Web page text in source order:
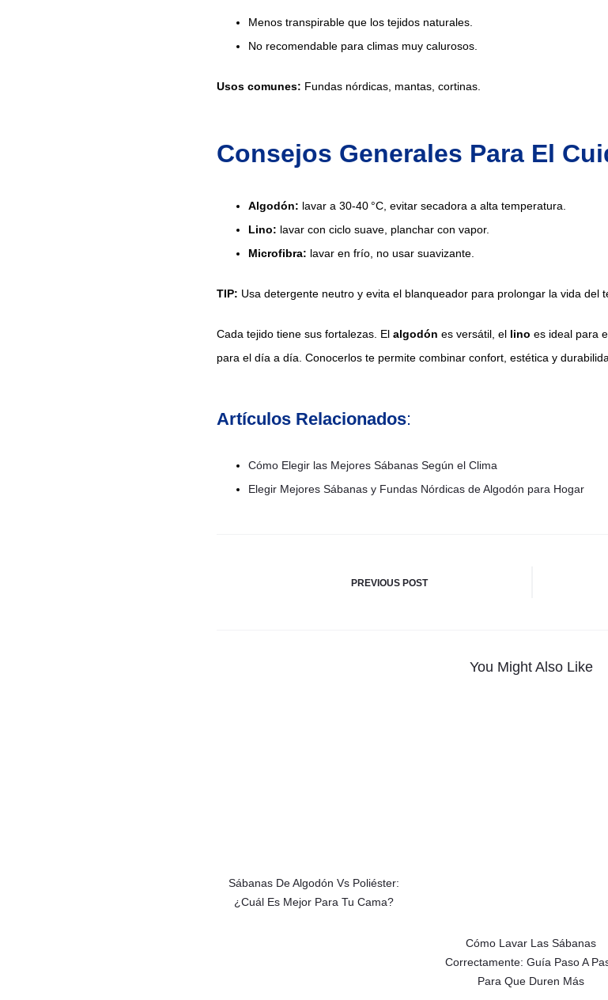
Menos transpirable que los tejidos naturales.
No recomendable para climas muy calurosos.
Usos comunes: Fundas nórdicas, mantas, cortinas.
Consejos Generales Para El
Algodón: lavar a 30-40 °C, evitar secadora a alta temperatura.
Lino: lavar con ciclo suave, planchar con vapor.
Microfibra: lavar en frío, no usar suavizante.
TIP: Usa detergente neutro y evita el blanqueador para prolongar la vida del
Cada tejido tiene sus fortalezas. El algodón es versátil, el lino es ideal para
para el día a día. Conocerlos te permite combinar confort, estética y
Artículos Relacionados:
Cómo Elegir las Mejores Sábanas Según el Clima
Elegir Mejores Sábanas y Fundas Nórdicas de Algodón para Hogar
NavegaciónPREVIOUS POST
You Might Also Like
Sábanas De Algodón Vs Poliéster:
¿Cuál Es Mejor Para Tu Cama?
Cómo Lavar Las Sábanas
Correctamente: Guía Paso A
Para Que Duren Más